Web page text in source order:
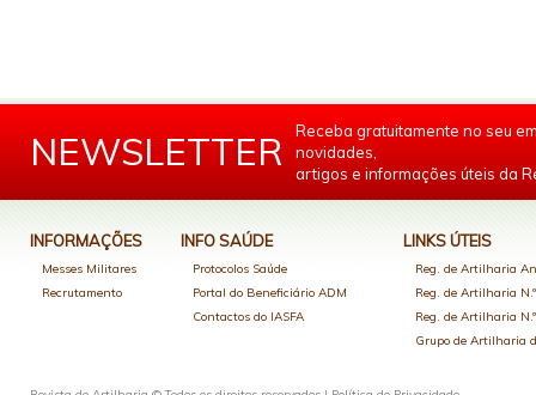
NEWSLETTER
Receba gratuitamente no seu
novidades,
artigos e informações úteis da
INFORMAÇÕES
Messes Militares
Recrutamento
INFO SAÚDE
Protocolos Saúde
Portal do Beneficiário ADM
Contactos do IASFA
LINKS ÚTEIS
Reg. de Artilharia
Reg. de Artilharia
Reg. de Artilharia
Grupo de Artilharia